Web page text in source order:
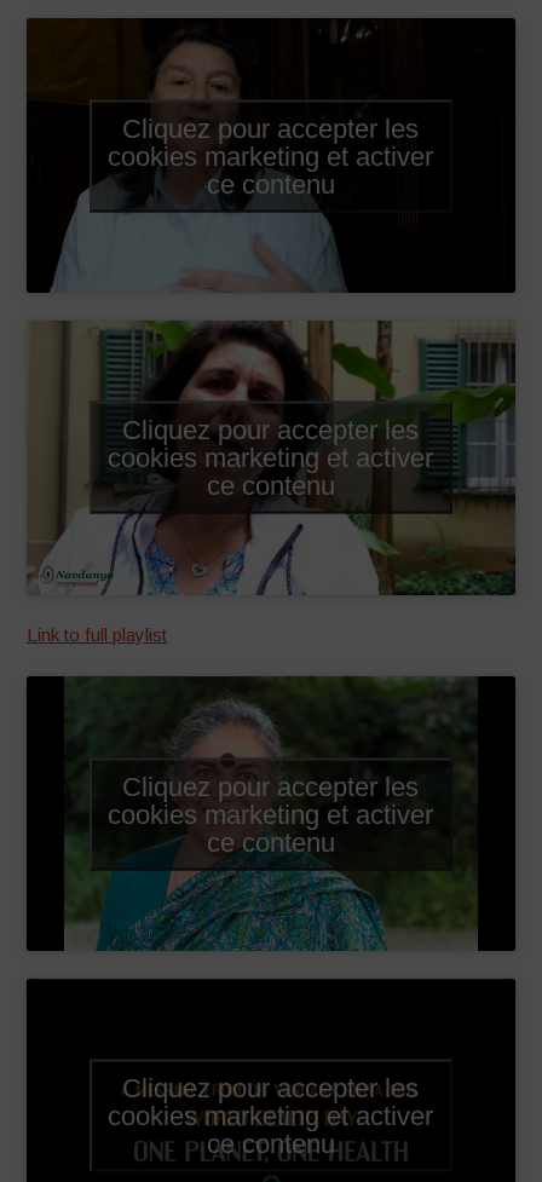
Cliquez pour accepter les
cookies marketing et activer
ce contenu
Cliquez pour accepter les
cookies marketing et activer
ce contenu
Link to full playlist
Cliquez pour accepter les
cookies marketing et activer
ce contenu
Cliquez pour accepter les
cookies marketing et activer
ce contenu